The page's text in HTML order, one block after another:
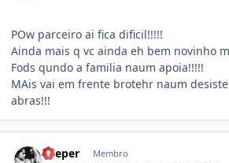
POw parceiro ai fica dificil!!!!!
Ainda mais q vc ainda eh bem novinho
Fods qundo a familia naum apoia!!!!!
MAis vai em frente brotehr naum
abras!!!
Keeper Membro